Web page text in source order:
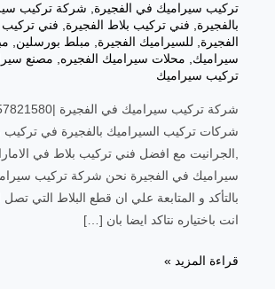
تركيب سيراميك في الفجيرة
شركة تركيب
بالفجيرة
فني تركيب بلاط الفجيرة
فني
الفجيرة
للسيراميك الفجيرة مبلط بورسلين
سيراميك
محلات سيراميك الفجيره مصنع
تركيب سيراميك
شركات تركيب السيراميك بالفجيرة في تركيب
,الجرانيت مع افضل فني تركيب بلاط في
سيراميك في الفجيرة نحن شركة تركيب
بالتأكد و المتابعة علي ان قطع البلاط التي
انت باختياره نتاكد ايضا بان […]
قراءة المزيد »